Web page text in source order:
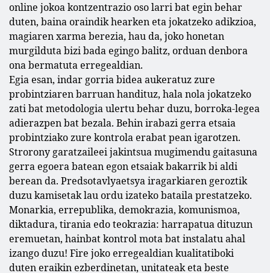
online jokoa kontzentrazio oso larri bat egin behar
duten, baina oraindik hearken eta jokatzeko adikzioa,
magiaren xarma berezia, hau da, joko honetan
murgilduta bizi bada egingo balitz, orduan denbora
ona bermatuta erregealdian.
Egia esan, indar gorria bidea aukeratuz zure
probintziaren barruan handituz, hala nola jokatzeko
zati bat metodologia ulertu behar duzu, borroka-legea
adierazpen bat bezala. Behin irabazi gerra etsaia
probintziako zure kontrola erabat pean igarotzen.
Strorony garatzaileei jakintsua mugimendu gaitasuna
gerra egoera batean egon etsaiak bakarrik bi aldi
berean da. Predsotavlyaetsya iragarkiaren geroztik
duzu kamisetak lau ordu izateko bataila prestatzeko.
Monarkia, errepublika, demokrazia, komunismoa,
diktadura, tirania edo teokrazia: harrapatua dituzun
eremuetan, hainbat kontrol mota bat instalatu ahal
izango duzu! Fire joko erregealdian kualitatiboki
duten eraikin ezberdinetan, unitateak eta beste